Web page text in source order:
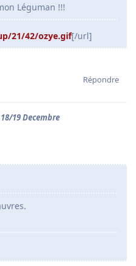
Léguman !!!
21/42/ozye.gif[/url]
Répondre
19 Decembre